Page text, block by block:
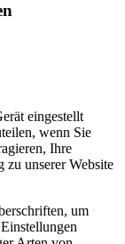
eingestellt
wenn Sie
Ihre
zu unserer Website
um